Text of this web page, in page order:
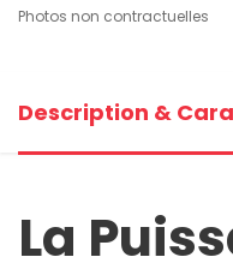
Photos non contractuelles
Description &
La